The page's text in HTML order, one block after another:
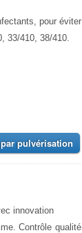
pour éviter
33/410, 38/410.
pulvérisation
innovation
Contrôle qualité